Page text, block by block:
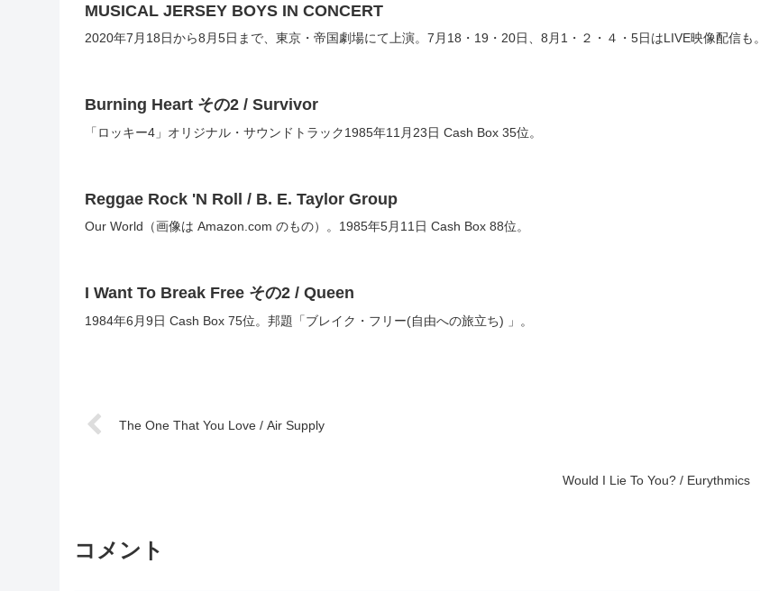
MUSICAL JERSEY BOYS IN CONCERT
2020年7月18日から8月5日まで、東京・帝国劇場にて上演。7月18・19・20日、8月1・２・４・5日はLIVE映像配信も。
Burning Heart その2 / Survivor
「ロッキー4」オリジナル・サウンドトラック1985年11月23日 Cash Box 35位。
Reggae Rock 'N Roll / B. E. Taylor Group
Our World（画像は Amazon.com のもの）。1985年5月11日 Cash Box 88位。
I Want To Break Free その2 / Queen
1984年6月9日 Cash Box 75位。邦題「ブレイク・フリー(自由への旅立ち) 」。
The One That You Love / Air Supply
Would I Lie To You? / Eurythmics
コメント